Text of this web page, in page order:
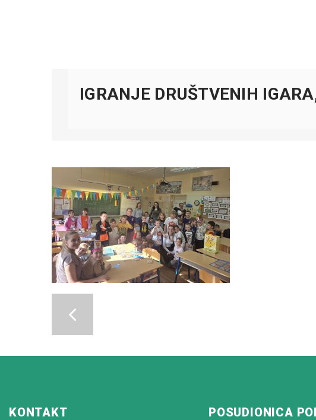
IGRANJE DRUŠTVENIH
KONTAKT POSUDIONICA